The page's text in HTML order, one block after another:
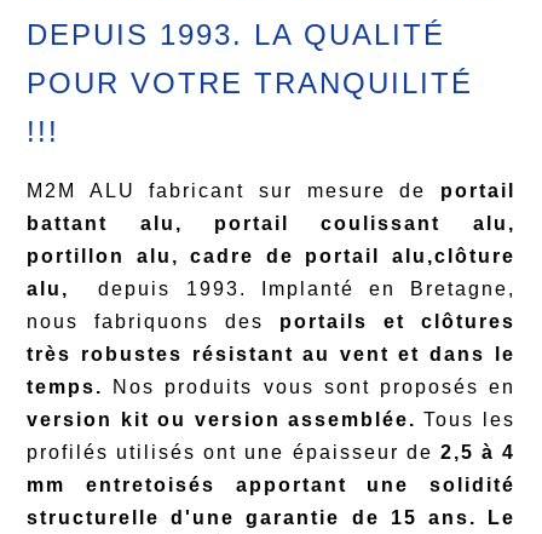
DEPUIS 1993. LA QUALITÉ
POUR VOTRE TRANQUILITÉ
!!!
M2M ALU fabricant sur mesure de portail
battant alu, portail coulissant alu,
portillon alu,
cadre de portail alu,clôture
alu,
depuis 1993. Implanté en Bretagne,
nous fabriquons des portails et clôtures
très robustes résistant au vent et dans le
temps. Nos produits vous sont proposés en
version kit ou version assemblée. Tous les
profilés utilisés ont une épaisseur de 2,5 à 4
mm entretoisés apportant une solidité
structurelle d'une garantie de 15 ans. Le